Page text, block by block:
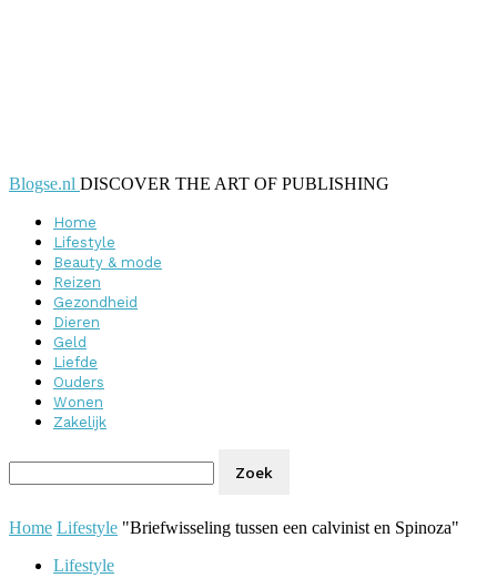
Blogse.nl DISCOVER THE ART OF PUBLISHING
Home
Lifestyle
Beauty & mode
Reizen
Gezondheid
Dieren
Geld
Liefde
Ouders
Wonen
Zakelijk
Home Lifestyle "Briefwisseling tussen een calvinist en Spinoza"
Lifestyle